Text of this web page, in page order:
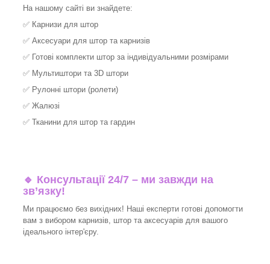
На нашому сайті ви знайдете:
✅ Карнизи для штор
✅ Аксесуари для штор та карнизів
✅ Готові комплекти штор за індивідуальними розмірами
✅ Мультиштори та 3D штори
✅ Рулонні штори (ролети)
✅ Жалюзі
✅ Тканини для штор та гардин
🔹 Консультації 24/7 – ми завжди на
зв’язку!
Ми працюємо без вихідних! Наші експерти готові допомогти
вам з вибором карнизів, штор та аксесуарів для вашого
ідеального інтер'єру.​